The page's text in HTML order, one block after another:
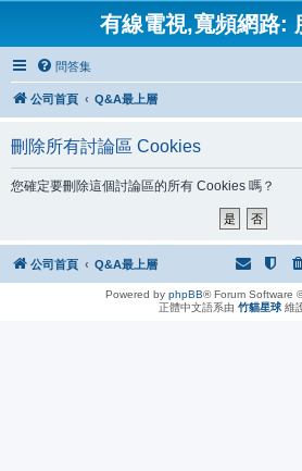
有線電視,寬頻網路:
問答集
公司首頁 Q&A最上層
刪除所有討論區 Cookies
您確定要刪除這個討論區的所有 Cookies 嗎？
公司首頁 Q&A最上層
Powered by phpBB® Forum Software
正體中文語系由 竹貓星球 維